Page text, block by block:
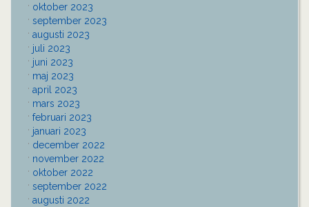
oktober 2023
september 2023
augusti 2023
juli 2023
juni 2023
maj 2023
april 2023
mars 2023
februari 2023
januari 2023
december 2022
november 2022
oktober 2022
september 2022
augusti 2022